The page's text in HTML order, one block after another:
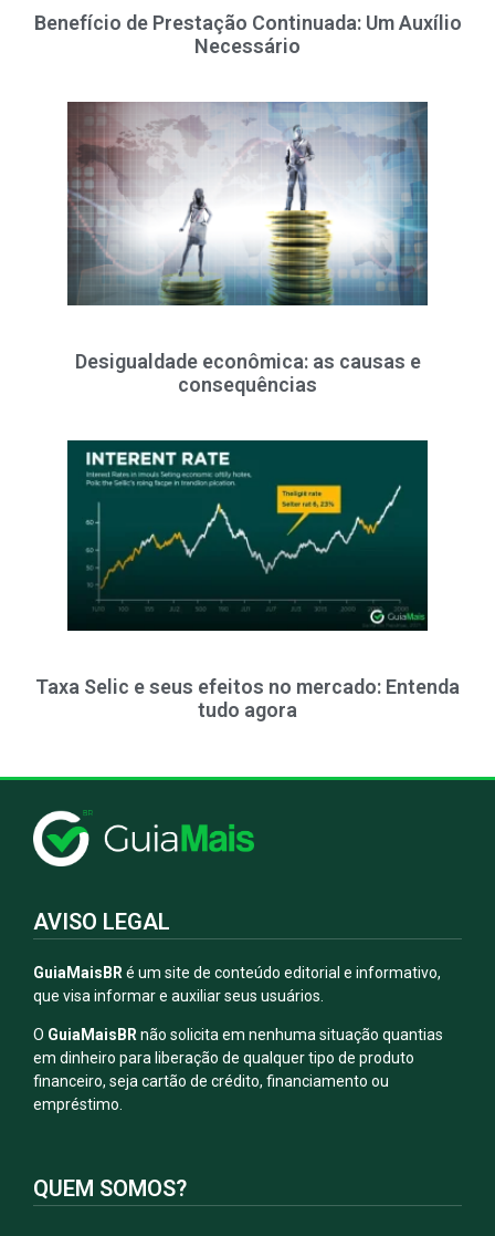
Benefício de Prestação Continuada: Um Auxílio
Necessário
Desigualdade econômica: as causas e
consequências
Taxa Selic e seus efeitos no mercado: Entenda
tudo agora
AVISO LEGAL
GuiaMaisBR é um site de conteúdo editorial e informativo,
que visa informar e auxiliar seus usuários.
O GuiaMaisBRnão solicita em nenhuma situação quantias
em dinheiro para liberação de qualquer tipo de produto
financeiro, seja cartão de crédito, financiamento ou
empréstimo.
QUEM SOMOS?